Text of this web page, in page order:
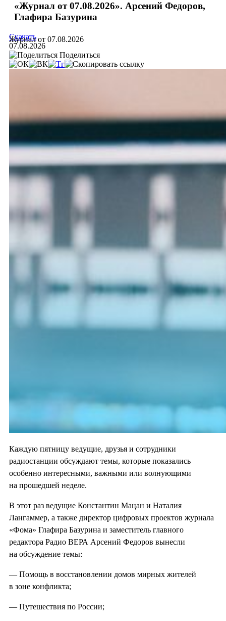
«Журнал от 07.08.2026». Арсений Федоров,
Глафира Базурина
Журнал от 07.08.2026
Скачать
07.08.2026
Поделиться
Каждую пятницу ведущие, друзья и сотрудники
радиостанции обсуждают темы, которые показались
особенно интересными, важными или волнующими
на прошедшей неделе.
В этот раз ведущие Константин Мацан и Наталия
Лангаммер, а также директор цифровых проектов журнала
«Фома» Глафира Базурина и заместитель главного
редактора Радио ВЕРА Арсений Федоров вынесли
на обсуждение темы:
— Помощь в восстановлении домов мирных жителей
в зоне конфликта;
— Путешествия по России;